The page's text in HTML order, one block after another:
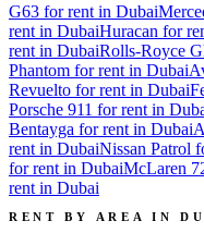
G63 for rent in Dubai
rent in DubaiHuracan for
rent in DubaiRolls-Royce
Phantom for rent in Dubai
Revuelto for rent in Dubai
Porsche 911 for rent in
Bentayga for rent in Dubai
rent in DubaiNissan Patrol
for rent in DubaiMcLaren
rent in Dubai
RENT BY AREA IN